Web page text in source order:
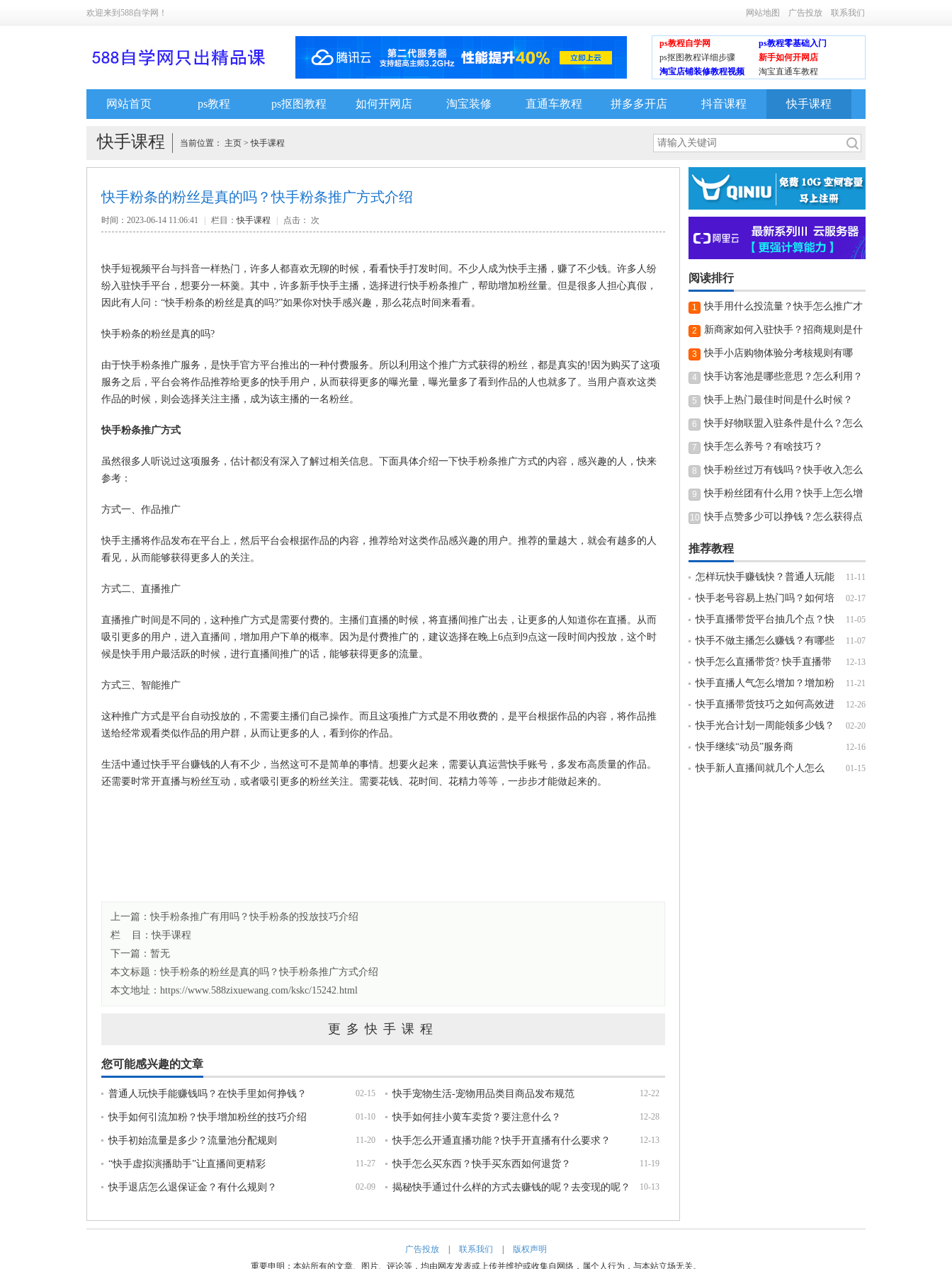
欢迎来到588自学网！ 网站地图 广告投放 联系我们
ps教程自学网
ps教程零基础入门
ps抠图教程详细步骤
新手如何开网店
淘宝店铺装修教程视频
淘宝直通车教程
网站首页 ps教程 ps抠图教程 如何开网店 淘宝装修 直通车教程 拼多多开店 抖音课程 快手课程
快手课程 当前位置： 主页 >快手课程
快手粉条的粉丝是真的吗？快手粉条推广方式介绍
时间：2023-06-14 11:06:41 栏目：快手课程 点击： 次
快手短视频平台与抖音一样热门，许多人都喜欢无聊的时候，看看快手打发时间。不少人成为快手主播，赚了不少钱。许多人纷
纷入驻快手平台，想要分一杯羹。其中，许多新手快手主播，选择进行快手粉条推广，帮助增加粉丝量。但是很多人担心真假，
因此有人问：“快手粉条的粉丝是真的吗?”如果你对快手感兴趣，那么花点时间来看看。
快手粉条的粉丝是真的吗?
由于快手粉条推广服务，是快手官方平台推出的一种付费服务。所以利用这个推广方式获得的粉丝，都是真实的!因为购买了这项
服务之后，平台会将作品推荐给更多的快手用户，从而获得更多的曝光量，曝光量多了看到作品的人也就多了。当用户喜欢这类
作品的时候，则会选择关注主播，成为该主播的一名粉丝。
快手粉条推广方式
虽然很多人听说过这项服务，估计都没有深入了解过相关信息。下面具体介绍一下快手粉条推广方式的内容，感兴趣的人，快来
参考：
方式一、作品推广
快手主播将作品发布在平台上，然后平台会根据作品的内容，推荐给对这类作品感兴趣的用户。推荐的量越大，就会有越多的人
看见，从而能够获得更多人的关注。
方式二、直播推广
直播推广时间是不同的，这种推广方式是需要付费的。主播们直播的时候，将直播间推广出去，让更多的人知道你在直播。从而
吸引更多的用户，进入直播间，增加用户下单的概率。因为是付费推广的，建议选择在晚上6点到9点这一段时间内投放，这个时
候是快手用户最活跃的时候，进行直播间推广的话，能够获得更多的流量。
方式三、智能推广
这种推广方式是平台自动投放的，不需要主播们自己操作。而且这项推广方式是不用收费的，是平台根据作品的内容，将作品推
送给经常观看类似作品的用户群，从而让更多的人，看到你的作品。
生活中通过快手平台赚钱的人有不少，当然这可不是简单的事情。想要火起来，需要认真运营快手账号，多发布高质量的作品。
还需要时常开直播与粉丝互动，或者吸引更多的粉丝关注。需要花钱、花时间、花精力等等，一步步才能做起来的。
上一篇：快手粉条推广有用吗？快手粉条的投放技巧介绍
栏 目：快手课程
下一篇：暂无
本文标题：快手粉条的粉丝是真的吗？快手粉条推广方式介绍
本文地址：https://www.588zixuewang.com/kskc/15242.html
更多快手课程
您可能感兴趣的文章
02-15
普通人玩快手能赚钱吗？在快手里如何挣钱？ 12-22
快手宠物生活-宠物用品类目商品发布规范
01-10
快手如何引流加粉？快手增加粉丝的技巧介绍 12-28
快手如何挂小黄车卖货？要注意什么？
11-20
快手初始流量是多少？流量池分配规则 12-13
快手怎么开通直播功能？快手开直播有什么要求？
11-27
“快手虚拟演播助手”让直播间更精彩 11-19
快手怎么买东西？快手买东西如何退货？
02-09
快手退店怎么退保证金？有什么规则？ 10-13
揭秘快手通过什么样的方式去赚钱的呢？去变现的呢？
阅读排行
1
快手用什么投流量？快手怎么推广才
有流量？
2
新商家如何入驻快手？招商规则是什
么？
3
快手小店购物体验分考核规则有哪
些？
4 快手访客池是哪些意思？怎么利用？
5 快手上热门最佳时间是什么时候？
6
快手好物联盟入驻条件是什么？怎么
加入快手好物联盟？
7 快手怎么养号？有啥技巧？
8
快手粉丝过万有钱吗？快手收入怎么
算？
9
快手粉丝团有什么用？快手上怎么增
加粉丝量？
10 快手点赞多少可以挣钱？怎么获得点
推荐教程
11-11
怎样玩快手赚钱快？普通人玩能
挣钱吗？
02-17
快手老号容易上热门吗？如何培
养一个热门号？
11-05
快手直播带货平台抽几个点？快
手直播带货有何技巧？
11-07
快手不做主播怎么赚钱？有哪些
赚钱方式？
12-13
快手怎么直播带货? 快手直播带
货的5个核心法则!​
11-21
快手直播人气怎么增加？增加粉
丝的方法和技巧有哪些？
12-26
快手直播带货技巧之如何高效进
行直播带货
02-20
快手光合计划一周能领多少钱？
怎么获得？
12-16
快手继续“动员”服务商
01-15
快手新人直播间就几个人怎么
广告投放 联系我们
版权声明
重要申明：本站所有的文章、图片、评论等，均由网友发表或上传并维护或收集自网络，属个人行为，与本站立场无关。